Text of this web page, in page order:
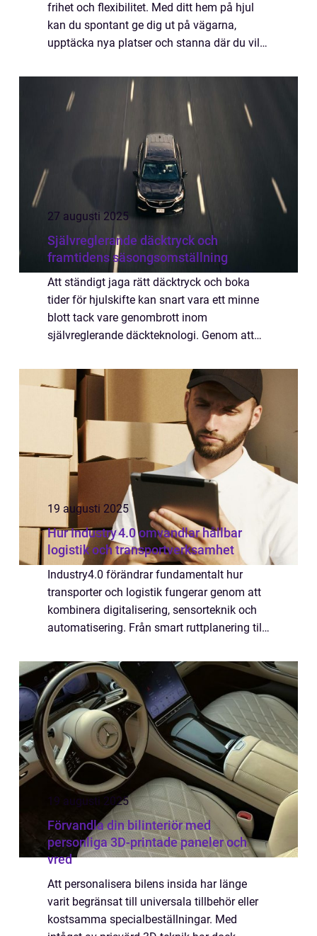
frihet och flexibilitet. Med ditt hem på hjul
kan du spontant ge dig ut på vägarna,
upptäcka nya platser och stanna där du vill.
bekv...
27 augusti 2025
Självreglerande däcktryck och
framtidens säsongsomställning
Att ständigt jaga rätt däcktryck och boka
tider för hjulskifte kan snart vara ett minne
blott tack vare genombrott inom
självreglerande däckteknologi. Genom att
kan framtidens d&...
19 augusti 2025
Hur Industry 4.0 omvandlar hållbar
logistik och transportverksamhet
Industry4.0 förändrar fundamentalt hur
transporter och logistik fungerar genom att
kombinera digitalisering, sensorteknik och
automatisering. Från smart ruttplanering till
mer effek...
19 augusti 2025
Förvandla din bilinteriör med
personliga 3D-printade paneler och
vred
Att personalisera bilens insida har länge
varit begränsat till universala tillbehör eller
kostsamma specialbeställningar. Med